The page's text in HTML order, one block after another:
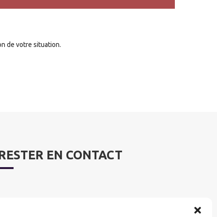
de votre situation.
EN CONTACT